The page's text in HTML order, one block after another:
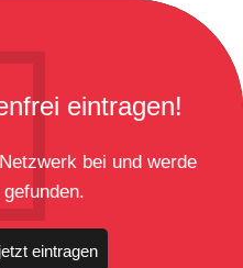
eintragen!
bei und werde
eintragen